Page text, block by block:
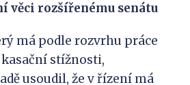
věci rozšířenému senátu
má podle rozvrhu práce
stížnosti,
usoudil, že v řízení má